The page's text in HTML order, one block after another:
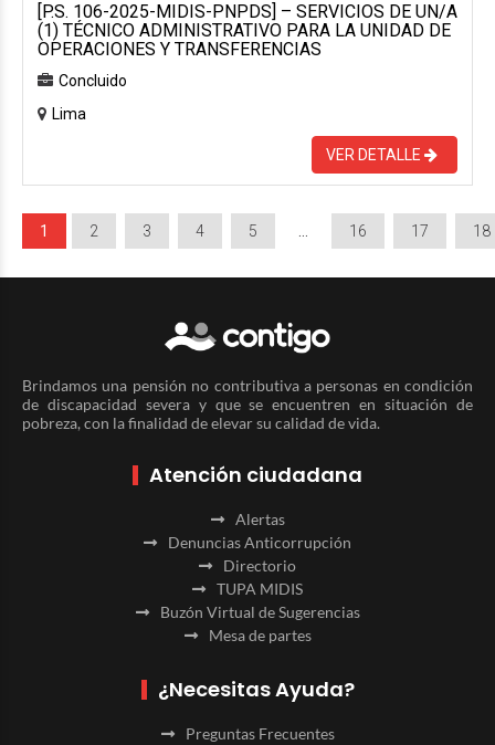
[P.S. 106-2025-MIDIS-PNPDS] – SERVICIOS DE UN/A
(1) TÉCNICO ADMINISTRATIVO PARA LA UNIDAD DE
OPERACIONES Y TRANSFERENCIAS
Concluido
Lima
VER DETALLE
1 2 3 4 5 16 17 18
Brindamos una pensión no contributiva a personas en condición
de discapacidad severa y que se encuentren en situación de
pobreza, con la finalidad de elevar su calidad de vida.
Atención ciudadana
Alertas
Denuncias Anticorrupción
Directorio
TUPA MIDIS
Buzón Virtual de Sugerencias
Mesa de partes
¿Necesitas Ayuda?
Preguntas Frecuentes